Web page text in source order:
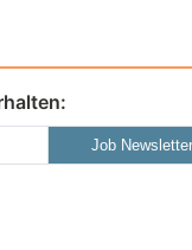
Job Newsletter